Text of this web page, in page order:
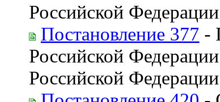
Российской
Постановление 377 -
Российской
Российской